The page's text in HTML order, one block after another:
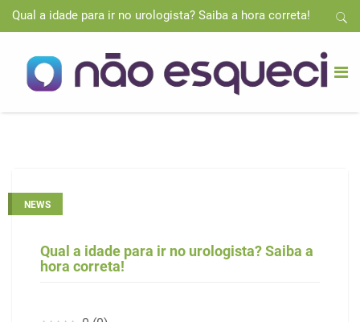
Qual a idade para ir no urologista? Saiba a hora correta!
NEWS
Qual a idade para ir no urologista? Saiba a
hora correta!